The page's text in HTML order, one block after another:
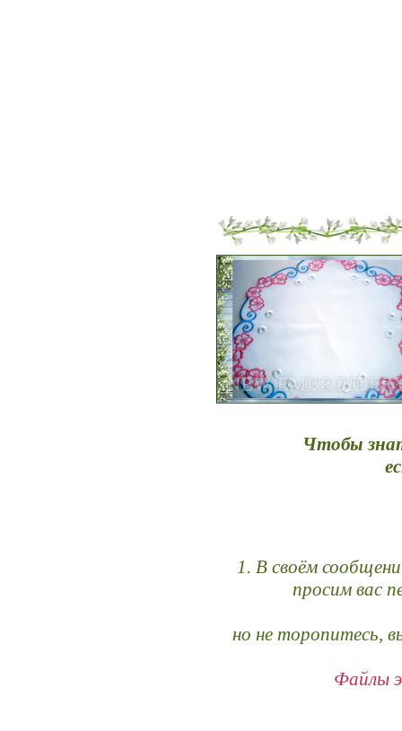
Чтобы
1. В своём
просим вас
но не торопитесь,
Файлы